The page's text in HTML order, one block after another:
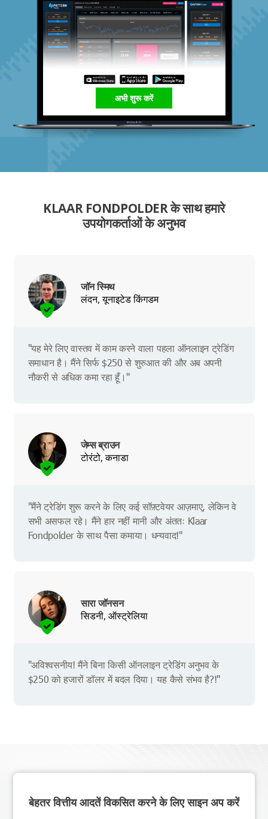
अभी शुरू करें
KLAAR FONDPOLDER के साथ हमारे
उपयोगकर्ताओं के अनुभव
जॉन स्मिथ
लंदन, यूनाइटेड किंगडम
"यह मेरे लिए वास्तव में काम करने वाला पहला ऑनलाइन ट्रेडिंग
समाधान है। मैंने सिर्फ $250 से शुरुआत की और अब अपनी
नौकरी से अधिक कमा रहा हूँ।"
जेम्स ब्राउन
टोरंटो, कनाडा
"मैंने ट्रेडिंग शुरू करने के लिए कई सॉफ़्टवेयर आज़माए, लेकिन वे
सभी असफल रहे। मैंने हार नहीं मानी और अंततः Klaar
Fondpolder के साथ पैसा कमाया। धन्यवाद!"
सारा जॉनसन
सिडनी, ऑस्ट्रेलिया
"अविश्वसनीय! मैंने बिना किसी ऑनलाइन ट्रेडिंग अनुभव के
$250 को हजारों डॉलर में बदल दिया। यह कैसे संभव है?!"
बेहतर वित्तीय आदतें विकसित करने के लिए साइन अप करें